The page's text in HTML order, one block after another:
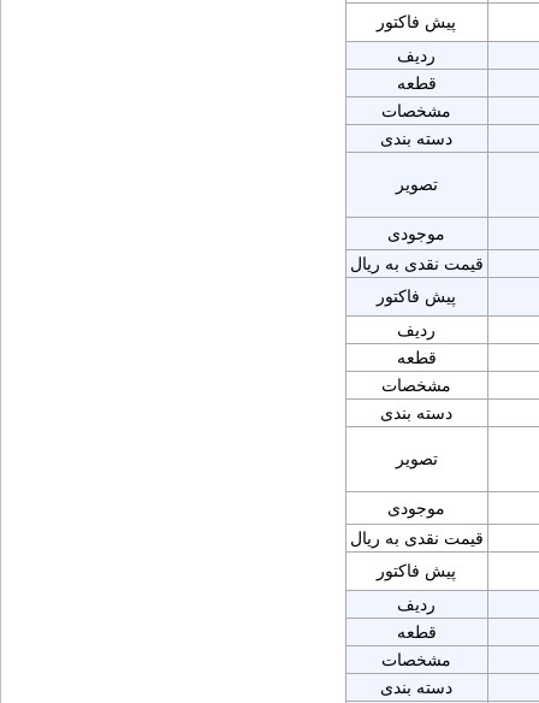
پیش فاکتور
ردیف
قطعه
مشخصات
دسته بندی
تصویر
موجودی
قیمت نقدی به ریال
پیش فاکتور
ردیف
قطعه
مشخصات
دسته بندی
تصویر
موجودی
قیمت نقدی به ریال
پیش فاکتور
ردیف
قطعه
مشخصات
دسته بندی